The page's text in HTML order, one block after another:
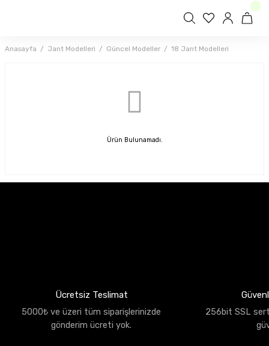
Anasayfa Jant Modelleri Güncel Modeller 18 Jant Modelleri
Ürün Bulunamadı.
Ücretsiz Teslimat
5000₺ ve üzeri tüm siparişlerinizde
gönderim ücreti yok.
256bit SSL